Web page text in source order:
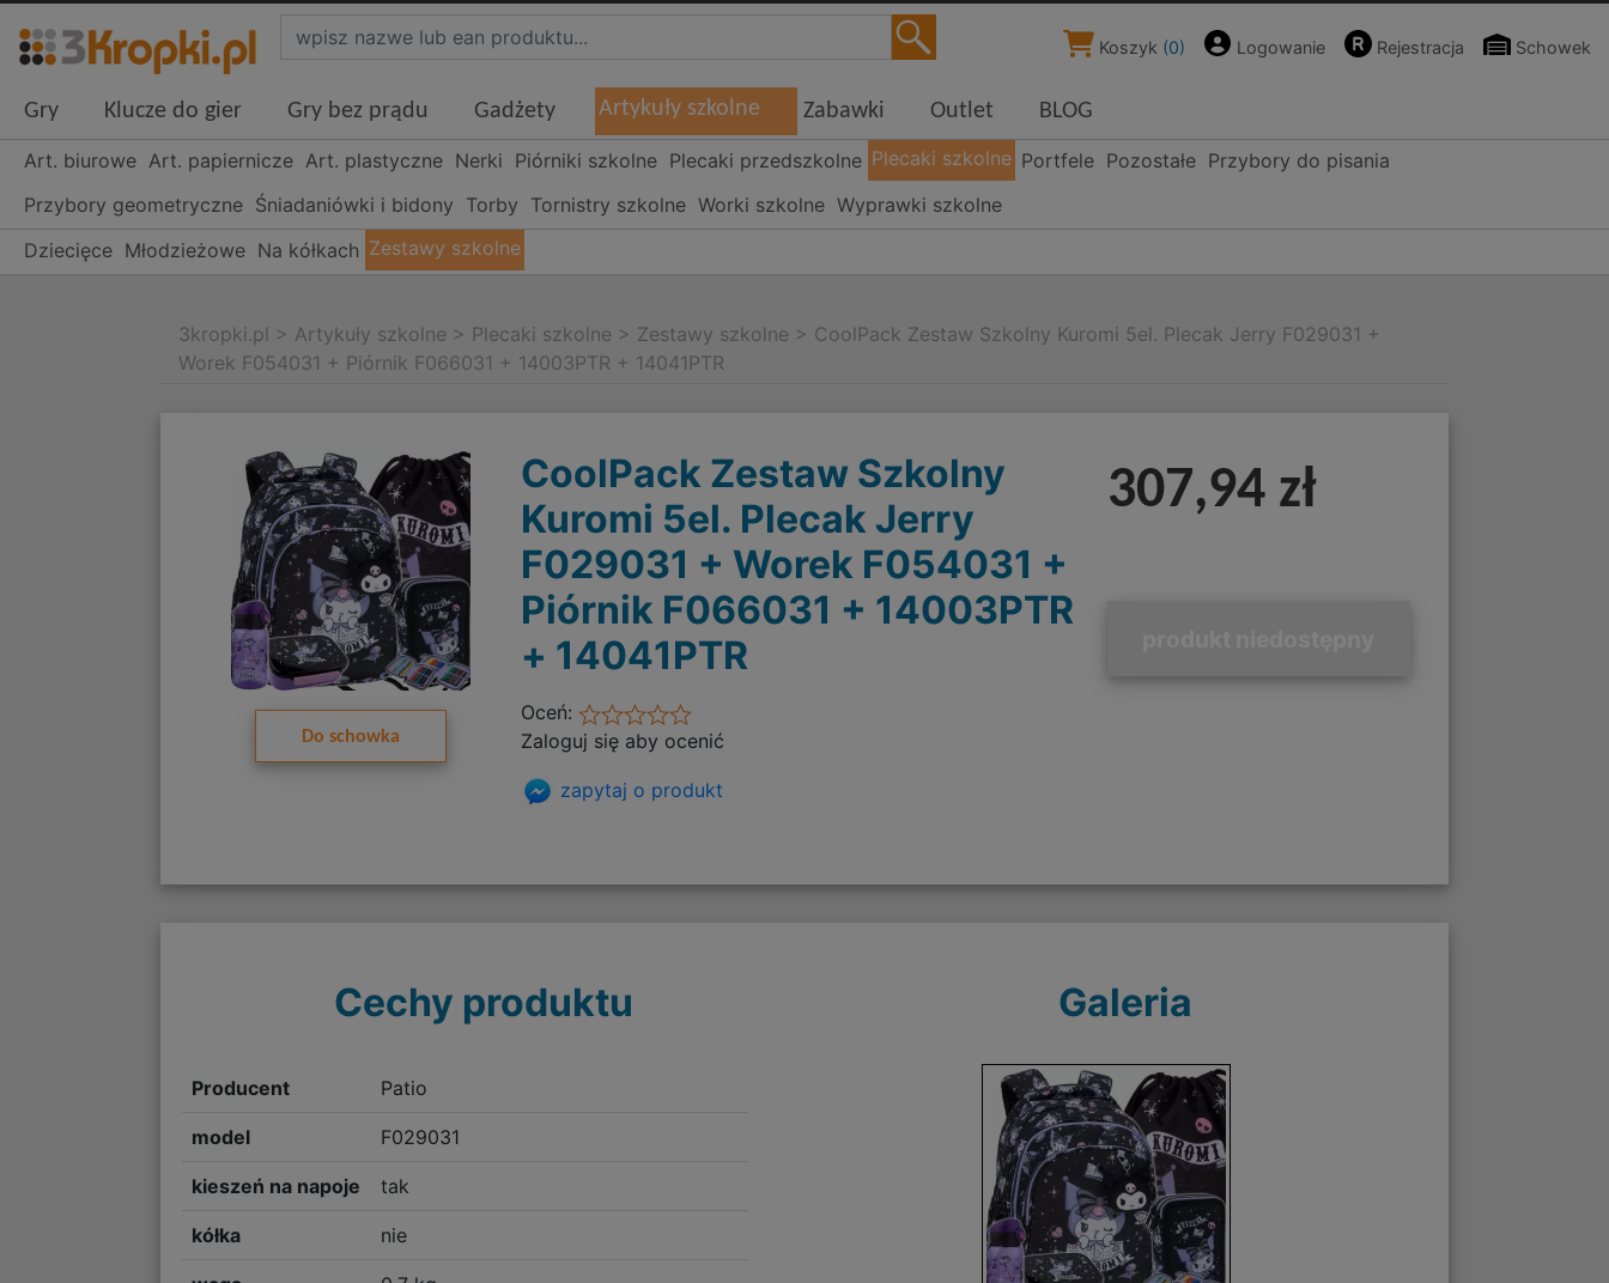
Koszyk (0) Logowanie Rejestracja Schowek
Gry Klucze do gier Gry bez prądu Gadżety Artykuły szkolne Zabawki Outlet BLOG
Art. biurowe Art. papiernicze Art. plastyczne Nerki Piórniki szkolne Plecaki przedszkolne Plecaki szkolne Portfele Pozostałe Przybory do pisania
Przybory geometryczne Śniadaniówki i bidony Torby Tornistry szkolne Worki szkolne Wyprawki szkolne
Dziecięce Młodzieżowe Na kółkach Zestawy szkolne
3kropki.pl > Artykuły szkolne > Plecaki szkolne > Zestawy szkolne > CoolPack Zestaw Szkolny Kuromi 5el. Plecak Jerry F029031 +
Worek F054031 + Piórnik F066031 + 14003PTR + 14041PTR
Do schowka
CoolPack Zestaw Szkolny
Kuromi 5el. Plecak Jerry
F029031 + Worek F054031 +
Piórnik F066031 + 14003PTR
+ 14041PTR
Oceń:
Zaloguj się aby ocenić
zapytaj o produkt
307,94 zł
Cechy produktu
Producent Patio
model F029031
kieszeń na napoje tak
kółka nie
Galeria